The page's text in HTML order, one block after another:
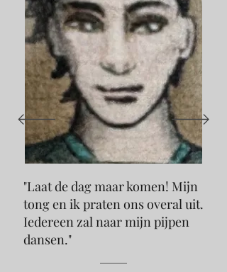
"Laat de dag maar komen! Mijn
tong en ik praten ons overal uit.
Iedereen zal naar mijn pijpen
dansen."